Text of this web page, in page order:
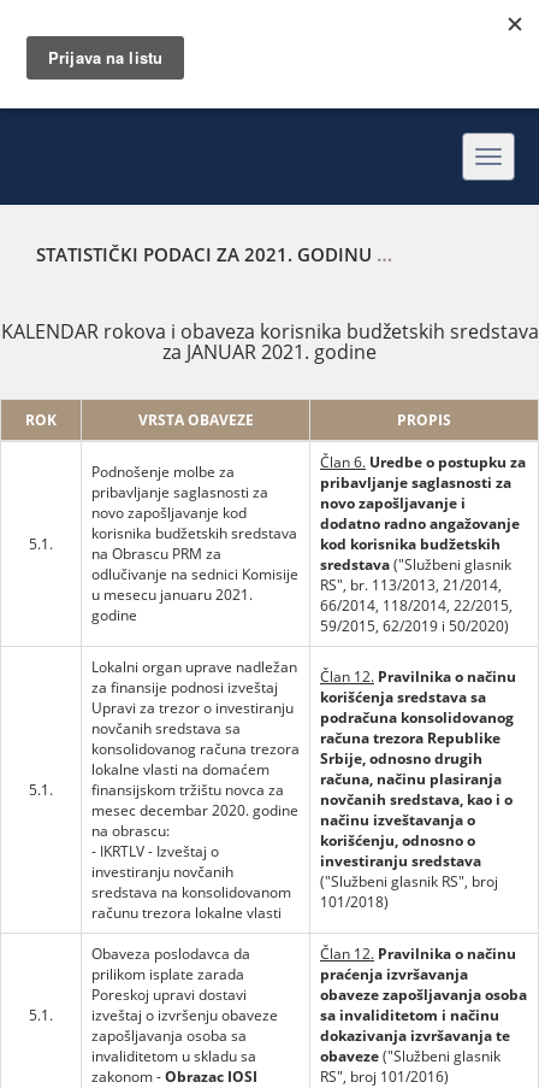
STATISTIČKI PODACI ZA 2021. GODINU
KALENDAR rokova i obaveza korisnika budžetskih sredstava
za JANUAR 2021. godine
ROK VRSTA OBAVEZE PROPIS
5.1.
Podnošenje molbe za
pribavljanje saglasnosti za
novo zapošljavanje kod
korisnika budžetskih sredstava
na Obrascu PRM za
odlučivanje na sednici Komisije
u mesecu januaru 2021.
godine
Član 6. Uredbe o postupku za
pribavljanje saglasnosti za
novo zapošljavanje i
dodatno radno angažovanje
kod korisnika budžetskih
sredstava("Službeni glasnik
RS", br. 113/2013, 21/2014,
66/2014, 118/2014, 22/2015,
59/2015, 62/2019 i 50/2020)
5.1.
Lokalni organ uprave nadležan
za finansije podnosi izveštaj
Upravi za trezor o investiranju
novčanih sredstava sa
konsolidovanog računa trezora
lokalne vlasti na domaćem
finansijskom tržištu novca za
mesec decembar 2020. godine
na obrascu:
- IKRTLV - Izveštaj o
investiranju novčanih
sredstava na konsolidovanom
računu trezora lokalne vlasti
Član 12. Pravilnika o načinu
korišćenja sredstava sa
podračuna konsolidovanog
računa trezora Republike
Srbije, odnosno drugih
računa, načinu plasiranja
novčanih sredstava, kao i o
načinu izveštavanja o
korišćenju, odnosno o
investiranju sredstava
("Službeni glasnik RS", broj
101/2018)
5.1.
Obaveza poslodavca da
prilikom isplate zarada
Poreskoj upravi dostavi
izveštaj o izvršenju obaveze
zapošljavanja osoba sa
invaliditetom u skladu sa
zakonom -Obrazac IOSI
Član 12. Pravilnika o načinu
praćenja izvršavanja
obaveze zapošljavanja osoba
sa invaliditetom i načinu
dokazivanja izvršavanja te
obaveze("Službeni glasnik
RS", broj 101/2016)